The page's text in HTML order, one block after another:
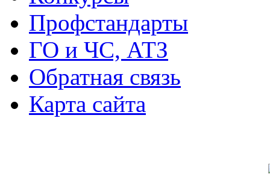
Профстандарты
ГО и ЧС, АТЗ
Обратная связь
Карта сайта